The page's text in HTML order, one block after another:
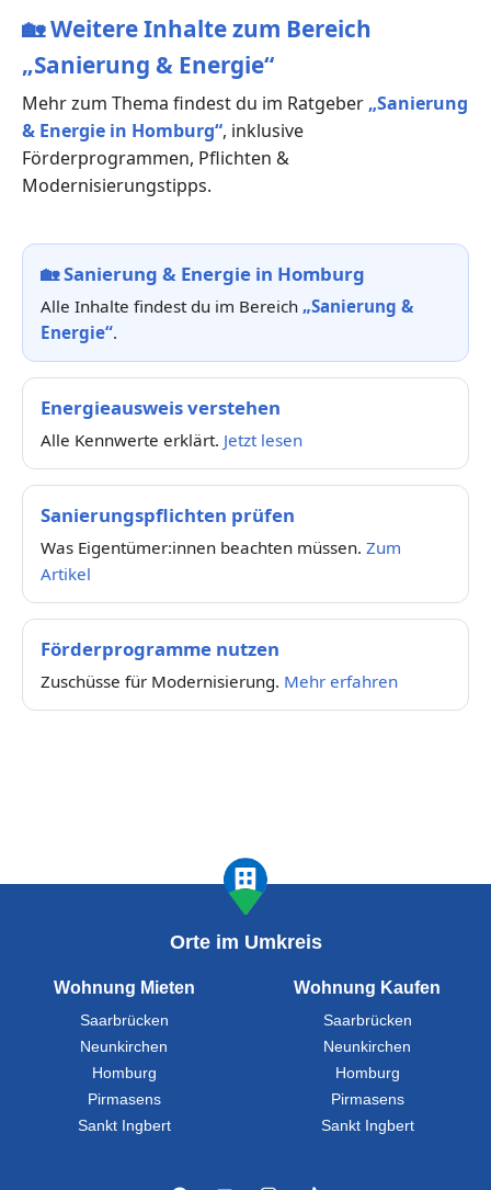
🏡Weitere Inhalte zum Bereich
„Sanierung & Energie“
Mehr zum Thema findest du im Ratgeber „Sanierung
& Energie in Homburg“, inklusive
Förderprogrammen, Pflichten &
Modernisierungstipps.
🏡Sanierung & Energie in Homburg
Alle Inhalte findest du im Bereich „Sanierung &
Energie“.
Energieausweis verstehen
Alle Kennwerte erklärt. Jetzt lesen
Sanierungspflichten prüfen
Was Eigentümer:innen beachten müssen. Zum
Artikel
Förderprogramme nutzen
Zuschüsse für Modernisierung. Mehr erfahren
Orte im Umkreis
Wohnung Mieten
Saarbrücken
Neunkirchen
Homburg
Pirmasens
Sankt Ingbert
Wohnung Kaufen
Saarbrücken
Neunkirchen
Homburg
Pirmasens
Sankt Ingbert